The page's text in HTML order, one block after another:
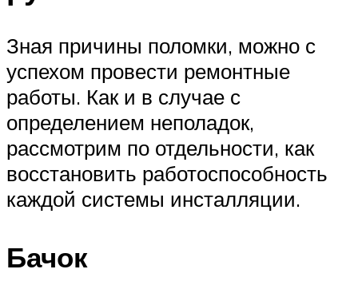
Зная причины поломки, можно с
успехом провести ремонтные
работы. Как и в случае с
определением неполадок,
рассмотрим по отдельности, как
восстановить работоспособность
каждой системы инсталляции.
Бачок